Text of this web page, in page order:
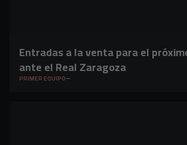
Entradas a la venta para el
ante el Real Zaragoza
PRIMER EQUIPO